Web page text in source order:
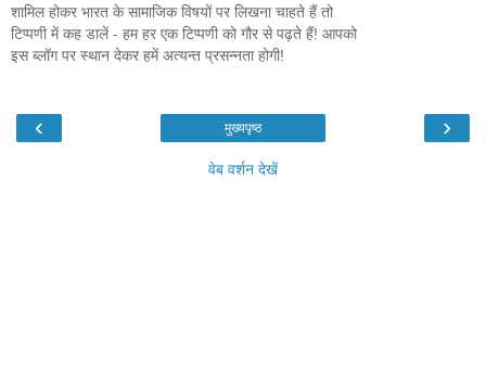
शामिल होकर भारत के सामाजिक विषयों पर लिखना चाहते हैं तो
टिप्पणी में कह डालें - हम हर एक टिप्पणी को गौर से पढ़ते हैं! आपको
इस ब्लॉग पर स्थान देकर हमें अत्यन्त प्रसन्नता होगी!
‹ ›
मुख्यपृष्ठ
वेब वर्शन देखें